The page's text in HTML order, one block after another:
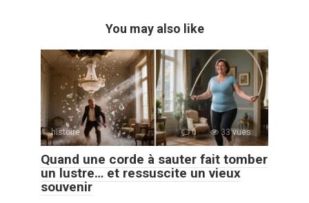
You may also like
histoire 0 33 vues
Quand une corde à sauter fait tomber
un lustre… et ressuscite un vieux
souvenir